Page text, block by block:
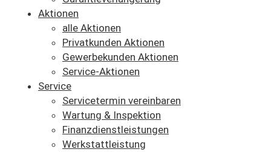
Aktionen
alle Aktionen
Privatkunden Aktionen
Gewerbekunden Aktionen
Service-Aktionen
Service
Servicetermin vereinbaren
Wartung & Inspektion
Finanzdienstleistungen
Werkstattleistung